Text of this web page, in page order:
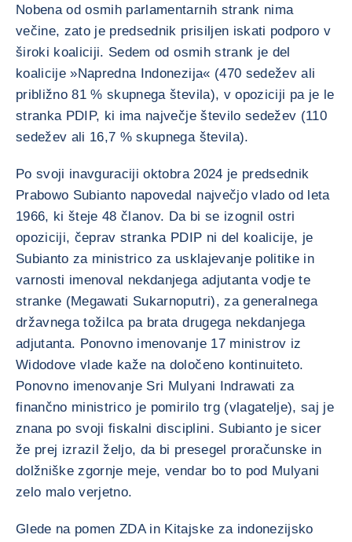
Nobena od osmih parlamentarnih strank nima
večine, zato je predsednik prisiljen iskati podporo v
široki koaliciji. Sedem od osmih strank je del
koalicije »Napredna Indonezija« (470 sedežev ali
približno 81 % skupnega števila), v opoziciji pa je le
stranka PDIP, ki ima največje število sedežev (110
sedežev ali 16,7 % skupnega števila).
Po svoji inavguraciji oktobra 2024 je predsednik
Prabowo Subianto napovedal največjo vlado od leta
1966, ki šteje 48 članov. Da bi se izognil ostri
opoziciji, čeprav stranka PDIP ni del koalicije, je
Subianto za ministrico za usklajevanje politike in
varnosti imenoval nekdanjega adjutanta vodje te
stranke (Megawati Sukarnoputri), za generalnega
državnega tožilca pa brata drugega nekdanjega
adjutanta. Ponovno imenovanje 17 ministrov iz
Widodove vlade kaže na določeno kontinuiteto.
Ponovno imenovanje Sri Mulyani Indrawati za
finančno ministrico je pomirilo trg (vlagatelje), saj je
znana po svoji fiskalni disciplini. Subianto je sicer
že prej izrazil željo, da bi presegel proračunske in
dolžniške zgornje meje, vendar bo to pod Mulyani
zelo malo verjetno.
Glede na pomen ZDA in Kitajske za indonezijsko